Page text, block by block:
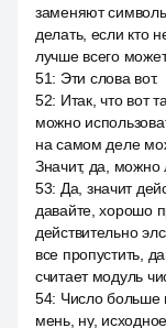
заменяют
делать, если кто
лучше всего
51: Эти слова вот.
52: Итак, что вот
можно
на самом деле
Значит, да, можно
53: Да, значит
давайте, хорошо
действительно
все пропустить,
считает модуль
54: Число больше
мень, ну,